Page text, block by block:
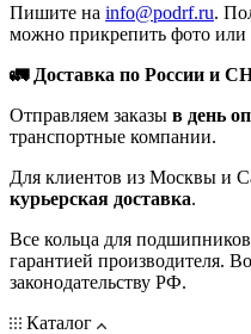
Пишите на info@podrf.ru.
можно прикрепить фото или
🚛 Доставка по России и
Отправляем заказы в день
транспортные компании.
Для клиентов из Москвы и
курьерская доставка.
Все кольца для
гарантией производителя.
законодательству РФ.
Каталог